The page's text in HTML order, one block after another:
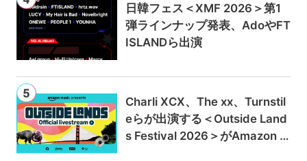
日韓フェス＜XMF 2026＞第1
弾ラインナップ発表、AdoやFT
ISLANDら出演
Charli XCX、The xx、Turnstil
eらが出演する＜Outside Land
s Festival 2026＞がAmazon M